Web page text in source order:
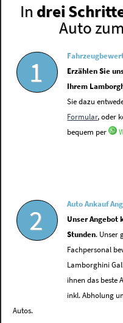
In drei
Auto
1
Erzählen Sie
Ihrem
Sie dazu
Formular, oder
bequem per
2
Auto Ankauf
Unser Angebot
Stunden. Unser
Fachpersonal
Lamborghini
ihnen das beste
inkl. Abholung
Autos.